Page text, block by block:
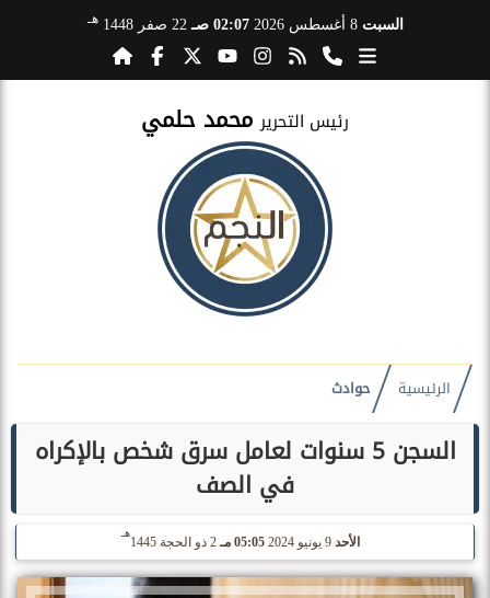
السبت 8 أغسطس 2026 02:07 صـ 22 صفر 1448 هـ
رئيس التحرير محمد حلمي
الرئيسية حوادث
السجن 5 سنوات لعامل سرق شخص بالإكراه
في الصف
الأحد 05:05 مـ 2 ذو الحجة 1445
هـ